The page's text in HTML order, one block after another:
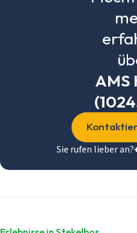
AMS
Sie rufen lieber an?